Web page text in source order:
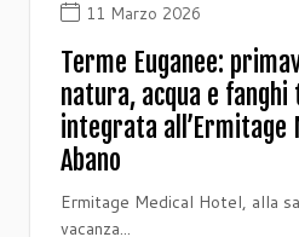
11 Marzo 2026
Terme Euganee:
natura, acqua e
integrata all’Ermitage
Abano
Ermitage Medical Hotel, alla
vacanza...